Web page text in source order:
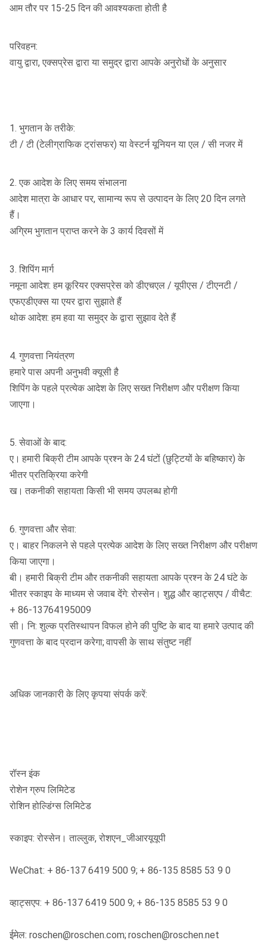
आम तौर पर 15-25 दिन की आवश्यकता होती है
परिवहन:
वायु द्वारा, एक्सप्रेस द्वारा या समुद्र द्वारा आपके अनुरोधों के अनुसार
1. भुगतान के तरीके:
टी / टी (टेलीग्राफिक ट्रांसफर) या वेस्टर्न यूनियन या एल / सी नजर में
2. एक आदेश के लिए समय संभालना
आदेश मात्रा के आधार पर, सामान्य रूप से उत्पादन के लिए 20 दिन लगते
हैं।
अग्रिम भुगतान प्राप्त करने के 3 कार्य दिवसों में
3. शिपिंग मार्ग
नमूना आदेश: हम कूरियर एक्सप्रेस को डीएचएल / यूपीएस / टीएनटी /
एफएडीएक्स या एयर द्वारा सुझाते हैं
थोक आदेश: हम हवा या समुद्र के द्वारा सुझाव देते हैं
4. गुणवत्ता नियंत्रण
हमारे पास अपनी अनुभवी क्यूसी है
शिपिंग के पहले प्रत्येक आदेश के लिए सख्त निरीक्षण और परीक्षण किया
जाएगा।
5. सेवाओं के बाद:
ए। हमारी बिक्री टीम आपके प्रश्न के 24 घंटों (छुट्टियों के बहिष्कार) के
भीतर प्रतिक्रिया करेगी
ख। तकनीकी सहायता किसी भी समय उपलब्ध होगी
6. गुणवत्ता और सेवा:
ए। बाहर निकलने से पहले प्रत्येक आदेश के लिए सख्त निरीक्षण और परीक्षण
किया जाएगा।
बी। हमारी बिक्री टीम और तकनीकी सहायता आपके प्रश्न के 24 घंटे के
भीतर स्काइप के माध्यम से जवाब देंगे: रोस्सेन। शुद्ध और व्हाट्सएप / वीचैट:
+ 86-13764195009
सी। नि: शुल्क प्रतिस्थापन विफल होने की पुष्टि के बाद या हमारे उत्पाद की
गुणवत्ता के बाद प्रदान करेगा;वापसी के साथ संतुष्ट नहीं
अधिक जानकारी के लिए कृपया संपर्क करें:
रॉस्न इंक
रोशेन ग्रुप लिमिटेड
रोशिन होल्डिंग्स लिमिटेड
स्काइप: रोस्सेन। ताल्लुक, रोशएन_जीआरयूयूपी
WeChat: + 86-137 6419 500 9; + 86-135 8585 53 9 0
व्हाट्सएप: + 86-137 6419 500 9; + 86-135 8585 53 9 0
ईमेल: roschen@roschen.com;roschen@roschen.net